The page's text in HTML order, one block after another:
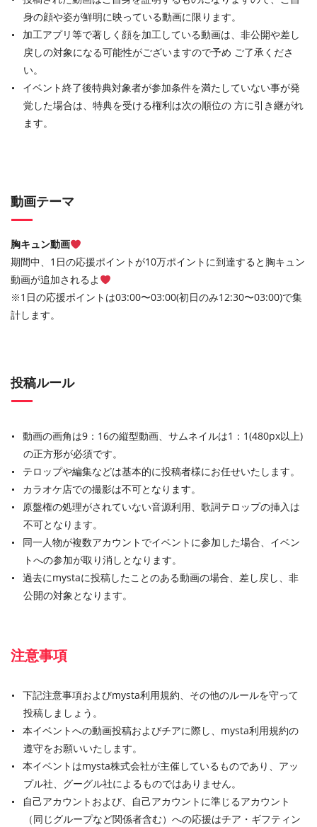
身の顔や姿が鮮明に映っている動画に限ります。
加工アプリ等で著しく顔を加工している動画は、非公開や差し
戻しの対象になる可能性がございますので予め ご了承くださ
い。
イベント終了後特典対象者が参加条件を満たしていない事が発
覚した場合は、特典を受ける権利は次の順位の 方に引き継がれ
ます。
動画テーマ
胸キュン動画
期間中、1日の応援ポイントが10万ポイントに到達すると胸キュン
動画が追加されるよ
※1日の応援ポイントは03:00〜03:00(初日のみ12:30〜03:00)で集
計します。
投稿ルール
動画の画角は9：16の縦型動画、サムネイルは1：1(480px以上)
の正方形が必須です。
テロップや編集などは基本的に投稿者様にお任せいたします。
カラオケ店での撮影は不可となります。
原盤権の処理がされていない音源利用、歌詞テロップの挿入は
不可となります。
同一人物が複数アカウントでイベントに参加した場合、イベン
トへの参加が取り消しとなります。
過去にmystaに投稿したことのある動画の場合、差し戻し、非
公開の対象となります。
注意事項
下記注意事項およびmysta利用規約、その他のルールを守って
投稿しましょう。
本イベントへの動画投稿およびチアに際し、mysta利用規約の
遵守をお願いいたします。
本イベントはmysta株式会社が主催しているものであり、アッ
プル社、グーグル社によるものではありません。
自己アカウントおよび、自己アカウントに準じるアカウント
（同じグループなど関係者含む）への応援はチア・ギフティン